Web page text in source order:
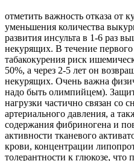
отметить важность отказа от
уменьшения количества
развития инсульта в 1-6 раз
некурящих. В течение первого
табакокурения риск
50%, а через 2-5 лет он
некурящих. Очень важна
надо быть олимпийцем).
нагрузки частично связан со
артериального давления, а
содержания фибриногена и
активности тканевого
крови, концентрации
толерантности к глюкозе,